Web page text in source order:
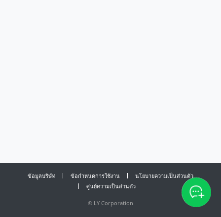
ข้อมูลบริษัท ข้อกำหนดการใช้งาน
นโยบายความเป็นส่วนตัว
ศูนย์ความเป็นส่วนตัว
© LY Corporation